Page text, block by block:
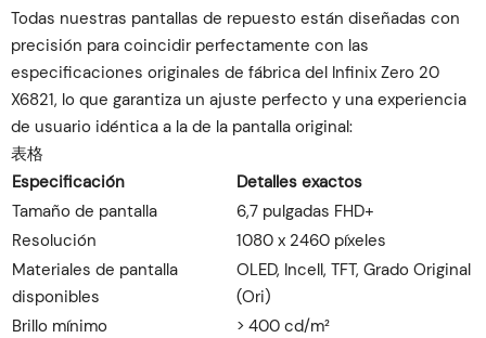
Todas nuestras pantallas de repuesto están diseñadas con
precisión para coincidir perfectamente con las
especificaciones originales de fábrica del Infinix Zero 20
X6821, lo que garantiza un ajuste perfecto y una experiencia
de usuario idéntica a la de la pantalla original:
表格
Especificación
Detalles exactos
Tamaño de pantalla
6,7 pulgadas FHD+
Resolución
1080 x 2460 píxeles
Materiales de pantalla
disponibles
OLED, Incell, TFT, Grado Original
(Ori)
Brillo mínimo
> 400 cd/m²